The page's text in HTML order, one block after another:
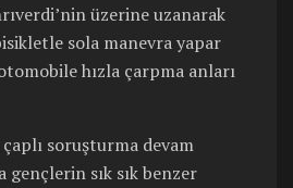
üzerine uzanarak
sola manevra yapar
hızla çarpma anları
soruşturma devam
gençlerin sık sık benzer